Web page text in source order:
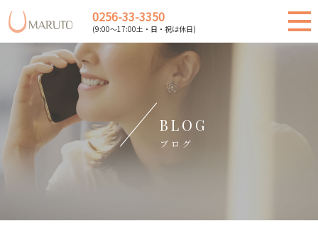
0256-33-3350
(9:00～17:00土・日・祝は休日)
BLOG
ブログ